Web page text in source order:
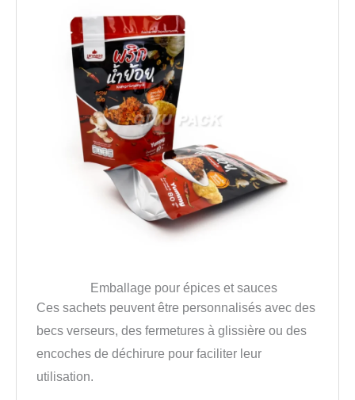
Emballage pour épices et sauces
Ces sachets peuvent être personnalisés avec des
becs verseurs, des fermetures à glissière ou des
encoches de déchirure pour faciliter leur
utilisation.